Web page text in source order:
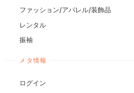
ファッション/アパレル/装飾品
レンタル
振袖
メタ情報
ログイン